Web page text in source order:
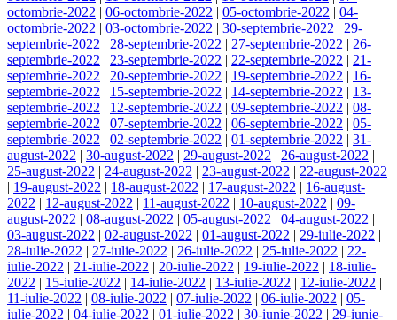
octombrie-2022 | 06-octombrie-2022 | 05-octombrie-2022 | 04-
octombrie-2022 | 03-octombrie-2022 | 30-septembrie-2022 | 29-
septembrie-2022 | 28-septembrie-2022 | 27-septembrie-2022 | 26-
septembrie-2022 | 23-septembrie-2022 | 22-septembrie-2022 | 21-
septembrie-2022 | 20-septembrie-2022 | 19-septembrie-2022 | 16-
septembrie-2022 | 15-septembrie-2022 | 14-septembrie-2022 | 13-
septembrie-2022 | 12-septembrie-2022 | 09-septembrie-2022 | 08-
septembrie-2022 | 07-septembrie-2022 | 06-septembrie-2022 | 05-
septembrie-2022 | 02-septembrie-2022 | 01-septembrie-2022 | 31-
august-2022 | 30-august-2022 | 29-august-2022 | 26-august-2022 |
25-august-2022 | 24-august-2022 | 23-august-2022 | 22-august-2022
| 19-august-2022 | 18-august-2022 | 17-august-2022 | 16-august-
2022 | 12-august-2022 | 11-august-2022 | 10-august-2022 | 09-
august-2022 | 08-august-2022 | 05-august-2022 | 04-august-2022 |
03-august-2022 | 02-august-2022 | 01-august-2022 | 29-iulie-2022 |
28-iulie-2022 | 27-iulie-2022 | 26-iulie-2022 | 25-iulie-2022 | 22-
iulie-2022 | 21-iulie-2022 | 20-iulie-2022 | 19-iulie-2022 | 18-iulie-
2022 | 15-iulie-2022 | 14-iulie-2022 | 13-iulie-2022 | 12-iulie-2022 |
11-iulie-2022 | 08-iulie-2022 | 07-iulie-2022 | 06-iulie-2022 | 05-
iulie-2022 | 04-iulie-2022 | 01-iulie-2022 | 30-iunie-2022 | 29-iunie-